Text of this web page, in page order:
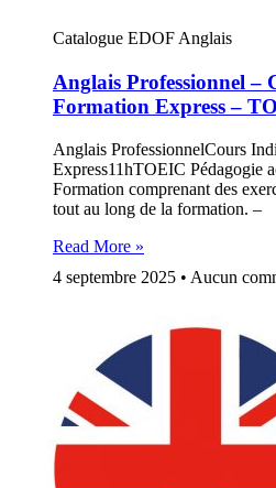
Catalogue EDOF Anglais
Anglais Professionnel –
Formation Express –
Anglais ProfessionnelCours
Express11hTOEIC Pédagogie
Formation comprenant des
tout au long de la formation. –
Read More »
4 septembre 2025
Aucun